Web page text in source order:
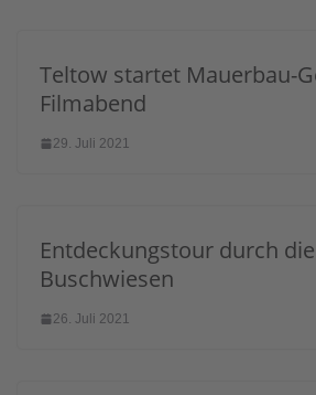
Teltow startet Mauerbau-
Filmabend
29. Juli 2021
Entdeckungstour durch
Buschwiesen
26. Juli 2021